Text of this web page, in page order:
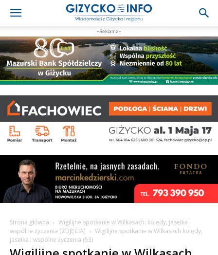
-Reklama-
Strona główna
Wigilijne spotkanie w Wilkasach: kolędy, jasełka i
wspólne życzenia [ZDJĘCIA]
Wigilijne spotkanie w Wilkasach kolędy,
jasełka i wspólne życzenia (53)